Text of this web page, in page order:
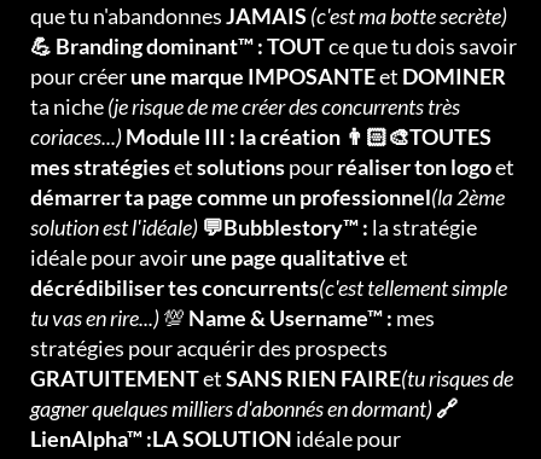
que tu n'abandonnesJAMAIS (c'est ma botte secrète)
💪 Branding dominant™ : TOUTce que tu dois savoir
pour créerune marque IMPOSANTEet DOMINER
ta niche(je risque de me créer des concurrents très
coriaces...)Module III : la création 👨🏻‍🎨TOUTES
mes stratégiesetsolutionspourréaliser ton logoet
démarrer ta page comme un professionnel(la 2ème
solution est l'idéale) 💬Bubblestory™ : la stratégie
idéale pour avoirune page qualitativeet
décrédibiliser tes concurrents(c'est tellement simple
tu vas en rire...)💯 Name & Username™ : mes
stratégies pour acquérir des prospects
GRATUITEMENTetSANS RIEN FAIRE(tu risques de
gagner quelques milliers d'abonnés en dormant)🔗
LienAlpha™ :LA SOLUTION idéale pour